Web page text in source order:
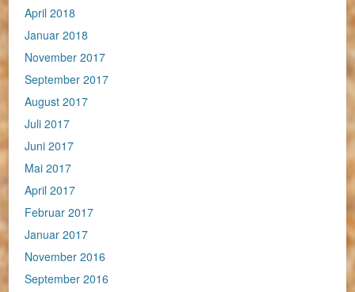
April 2018
Januar 2018
November 2017
September 2017
August 2017
Juli 2017
Juni 2017
Mai 2017
April 2017
Februar 2017
Januar 2017
November 2016
September 2016